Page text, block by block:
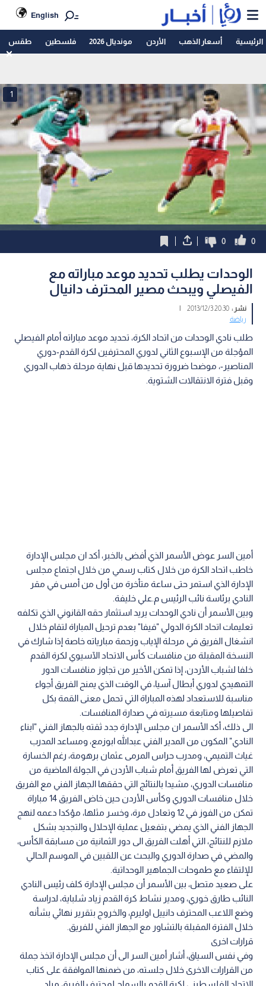
English
الرئيسية أسعار الذهب الأردن مونديال 2026 فلسطين طقس
1
0
0
الوحدات يطلب تحديد موعد مباراته مع
الفيصلي ويبحث مصير المحترف دانيال
نشر :20:30 2013/12/3
|
رياضة
طلب نادي الوحدات من اتحاد الكرة، تحديد موعد مباراته أمام الفيصلي
المؤجلة من الإسبوع الثاني لدوري المحترفين لكرة القدم-دوري
المناصير-، موضحا ضرورة تحديدها قبل نهاية مرحلة ذهاب الدوري
وقبل فترة الانتقالات الشتوية.
أمين السر عوض الأسمر الذي أفضى بالخبر، أكد ان مجلس الإدارة
خاطب اتحاد الكرة من خلال كتاب رسمي من خلال اجتماع مجلس
الإدارة الذي استمر حتى ساعة متأخرة من أول من أمس في مقر
النادي برئاسة نائب الرئيس م.علي خليفة.
وبين الأسمر أن نادي الوحدات يريد استثمار حقه القانوني الذي تكلفه
تعليمات اتحاد الكرة الدولي "فيفا" بعدم ترحيل المباراة لتقام خلال
انشغال الفريق في مرحلة الإياب وزحمة مبارياته خاصة إذا شارك في
النسخة المقبلة من منافسات كأس الاتحاد الآسيوي لكرة القدم
خلفا لشباب الأردن، إذا تمكن الأخير من تجاوز منافسات الدور
التمهيدي لدوري أبطال آسيا، في الوقت الذي يمنح الفريق أجواء
مناسبة للاستعداد لهذه المباراة التي تحمل معنى القمة بكل
تفاصيلها ومتابعة مسيرته في صدارة المنافسات.
الى ذلك، أكد الأسمر ان مجلس الإدارة جدد ثقته بالجهاز الفني "ابناء
النادي" المكون من المدير الفني عبدالله ابوزمع، ومساعد المدرب
غياث التميمي، ومدرب حراس المرمى عثمان برهومة، رغم الخسارة
التي تعرض لها الفريق أمام شباب الأردن في الجولة الماضية من
منافسات الدوري، مشيدا بالنتائج التي حققها الجهاز الفني مع الفريق
خلال منافسات الدوري وكأس الأردن حين خاض الفريق 14 مباراة
تمكن من الفوز في 12 وتعادل مرة، وخسر مثلها، مؤكدا دعمه لنهج
الجهاز الفني الذي يمضي بتفعيل عملية الإحلال والتجديد بشكل
ملازم للنتائج، التي أهلت الفريق الى دور الثمانية من مسابقة الكأس،
والمضي في صدارة الدوري والبحث عن اللقبين في الموسم الحالي
للإلتقاء مع طموحات الجماهير الوحداتية.
على صعيد متصل، بين الأسمر أن مجلس الإدارة كلف رئيس النادي
النائب طارق خوري، ومدير نشاط كرة القدم زياد شلباية، لدراسة
وضع اللاعب المحترف دانييل اوليرم، والخروج بتقرير نهائي بشأنه
خلال الفترة المقبلة بالتشاور مع الجهاز الفني للفريق.
قرارات اخرى
وفي نفس السياق، أشار أمين السر الى أن مجلس الإدارة اتخذ جملة
من القرارات الاخرى خلال جلسته، من ضمنها الموافقة على كتاب
الاتحاد الفلسطيني لكرة القدم بالسماح لمحترف الفريق مراد